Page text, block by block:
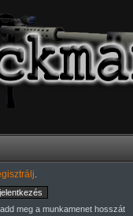
meg a munkamenet hosszát